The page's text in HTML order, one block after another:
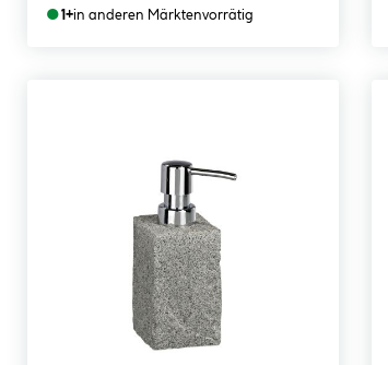
●1+in anderen Märktenvorrätig